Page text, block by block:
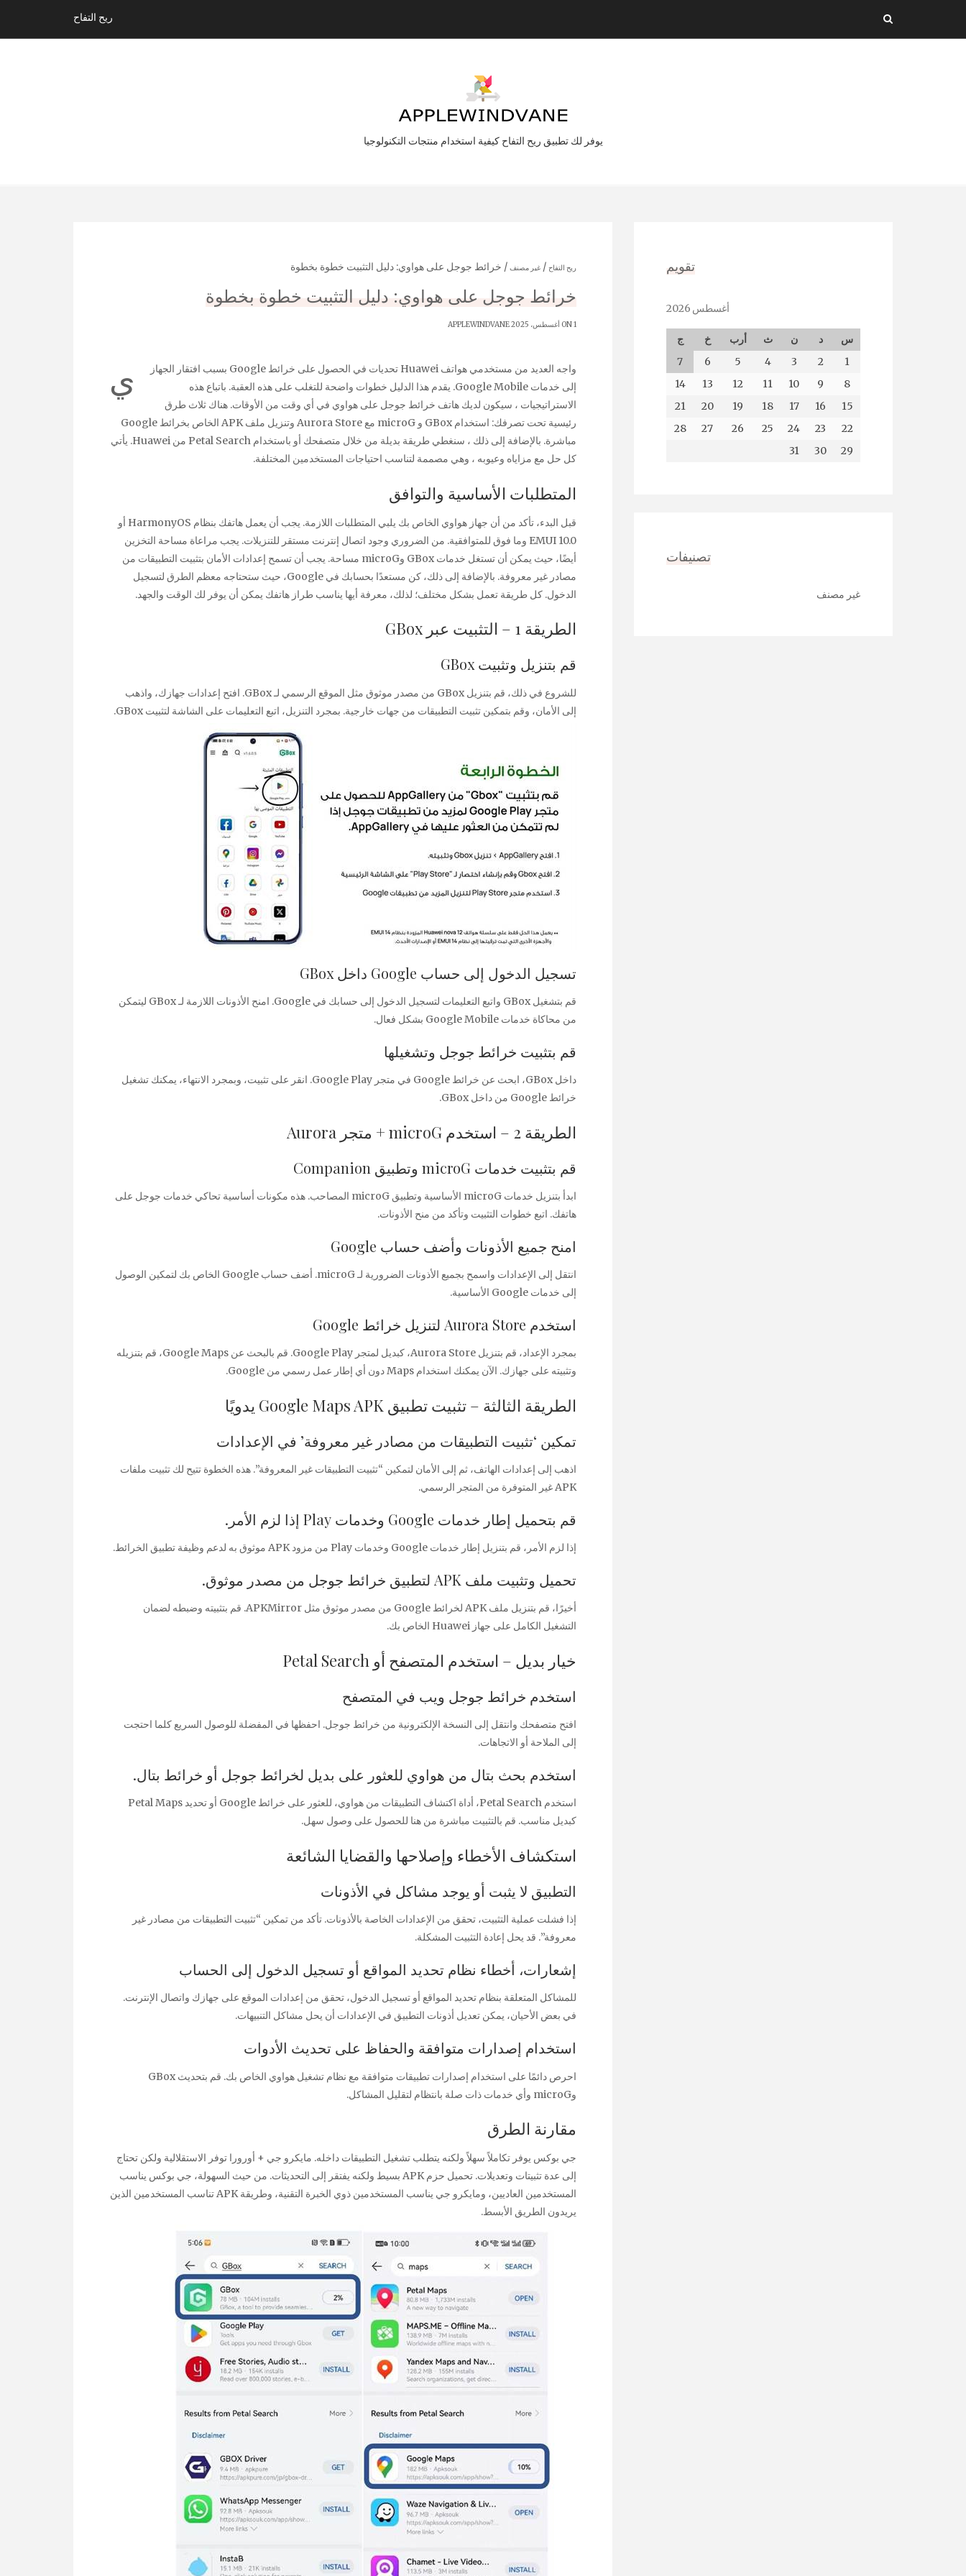
content
ريح التفاح
يوفر لك تطبيق ريح التفاح كيفية استخدام منتجات التكنولوجيا
ريح التفاح / غير مصنف / خرائط جوجل على هواوي: دليل التثبيت خطوة بخطوة
خرائط جوجل على هواوي: دليل التثبيت خطوة بخطوة
ON 1 أغسطس، 2025 APPLEWINDVANE
ي
واجه العديد من مستخدمي هواتف Huawei تحديات في الحصول على خرائط Google بسبب افتقار الجهاز
إلى خدمات Google Mobile. يقدم هذا الدليل خطوات واضحة للتغلب على هذه العقبة. باتباع هذه
الاستراتيجيات ، سيكون لديك هاتف خرائط جوجل على هواوي في أي وقت من الأوقات. هناك ثلاث طرق
رئيسية تحت تصرفك: استخدام GBox و microG مع Aurora Store وتنزيل ملف APK الخاص بخرائط Google
مباشرة. بالإضافة إلى ذلك ، سنغطي طريقة بديلة من خلال متصفحك أو باستخدام Petal Search من Huawei. يأتي
كل حل مع مزاياه وعيوبه ، وهي مصممة لتناسب احتياجات المستخدمين المختلفة.
المتطلبات الأساسية والتوافق
قبل البدء، تأكد من أن جهاز هواوي الخاص بك يلبي المتطلبات اللازمة. يجب أن يعمل هاتفك بنظام HarmonyOS أو
EMUI 10.0 وما فوق للمتوافقية. من الضروري وجود اتصال إنترنت مستقر للتنزيلات. يجب مراعاة مساحة التخزين
أيضًا، حيث يمكن أن تستغل خدمات GBox وmicroG مساحة. يجب أن تسمح إعدادات الأمان بتثبيت التطبيقات من
مصادر غير معروفة. بالإضافة إلى ذلك، كن مستعدًا بحسابك في Google، حيث ستحتاجه معظم الطرق لتسجيل
الدخول. كل طريقة تعمل بشكل مختلف؛ لذلك، معرفة أيها يناسب طراز هاتفك يمكن أن يوفر لك الوقت والجهد.
الطريقة 1 – التثبيت عبر GBox
قم بتنزيل وتثبيت GBox
للشروع في ذلك، قم بتنزيل GBox من مصدر موثوق مثل الموقع الرسمي لـ GBox. افتح إعدادات جهازك، واذهب
إلى الأمان، وقم بتمكين تثبيت التطبيقات من جهات خارجية. بمجرد التنزيل، اتبع التعليمات على الشاشة لتثبيت GBox.
تسجيل الدخول إلى حساب Google داخل GBox
قم بتشغيل GBox واتبع التعليمات لتسجيل الدخول إلى حسابك في Google. امنح الأذونات اللازمة لـ GBox ليتمكن
من محاكاة خدمات Google Mobile بشكل فعال.
قم بتثبيت خرائط جوجل وتشغيلها
داخل GBox، ابحث عن خرائط Google في متجر Google Play. انقر على تثبيت، وبمجرد الانتهاء، يمكنك تشغيل
خرائط Google من داخل GBox.
الطريقة 2 – استخدم microG + متجر Aurora
قم بتثبيت خدمات microG وتطبيق Companion
ابدأ بتنزيل خدمات microG الأساسية وتطبيق microG المصاحب. هذه مكونات أساسية تحاكي خدمات جوجل على
هاتفك. اتبع خطوات التثبيت وتأكد من منح الأذونات.
امنح جميع الأذونات وأضف حساب Google
انتقل إلى الإعدادات واسمح بجميع الأذونات الضرورية لـ microG. أضف حساب Google الخاص بك لتمكين الوصول
إلى خدمات Google الأساسية.
استخدم Aurora Store لتنزيل خرائط Google
بمجرد الإعداد، قم بتنزيل Aurora Store، كبديل لمتجر Google Play. قم بالبحث عن Google Maps، قم بتنزيله
وتثبيته على جهازك. الآن يمكنك استخدام Maps دون أي إطار عمل رسمي من Google.
الطريقة الثالثة – تثبيت تطبيق Google Maps APK يدويًا
تمكين ‘تثبيت التطبيقات من مصادر غير معروفة’ في الإعدادات
اذهب إلى إعدادات الهاتف، ثم إلى الأمان لتمكين “تثبيت التطبيقات غير المعروفة”. هذه الخطوة تتيح لك تثبيت ملفات
APK غير المتوفرة من المتجر الرسمي.
قم بتحميل إطار خدمات Google وخدمات Play إذا لزم الأمر.
إذا لزم الأمر، قم بتنزيل إطار خدمات Google وخدمات Play من مزود APK موثوق به لدعم وظيفة تطبيق الخرائط.
تحميل وتثبيت ملف APK لتطبيق خرائط جوجل من مصدر موثوق.
أخيرًا، قم بتنزيل ملف APK لخرائط Google من مصدر موثوق مثل APKMirror. قم بتثبيته وضبطه لضمان
التشغيل الكامل على جهاز Huawei الخاص بك.
خيار بديل – استخدم المتصفح أو Petal Search
استخدم خرائط جوجل ويب في المتصفح
افتح متصفحك وانتقل إلى النسخة الإلكترونية من خرائط جوجل. احفظها في المفضلة للوصول السريع كلما احتجت
إلى الملاحة أو الاتجاهات.
استخدم بحث بتال من هواوي للعثور على بديل لخرائط جوجل أو خرائط بتال.
استخدم Petal Search، أداة اكتشاف التطبيقات من هواوي، للعثور على خرائط Google أو تحديد Petal Maps
كبديل مناسب. قم بالتثبيت مباشرة من هنا للحصول على وصول سهل.
استكشاف الأخطاء وإصلاحها والقضايا الشائعة
التطبيق لا يثبت أو يوجد مشاكل في الأذونات
إذا فشلت عملية التثبيت، تحقق من الإعدادات الخاصة بالأذونات. تأكد من تمكين “تثبيت التطبيقات من مصادر غير
معروفة”. قد يحل إعادة التثبيت المشكلة.
إشعارات، أخطاء نظام تحديد المواقع أو تسجيل الدخول إلى الحساب
للمشاكل المتعلقة بنظام تحديد المواقع أو تسجيل الدخول، تحقق من إعدادات الموقع على جهازك واتصال الإنترنت.
في بعض الأحيان، يمكن تعديل أذونات التطبيق في الإعدادات أن يحل مشاكل التنبيهات.
استخدام إصدارات متوافقة والحفاظ على تحديث الأدوات
احرص دائمًا على استخدام إصدارات تطبيقات متوافقة مع نظام تشغيل هواوي الخاص بك. قم بتحديث GBox
وmicroG وأي خدمات ذات صلة بانتظام لتقليل المشاكل.
مقارنة الطرق
جي بوكس يوفر تكاملاً سهلاً ولكنه يتطلب تشغيل التطبيقات داخله. مايكرو جي + أورورا توفر الاستقلالية ولكن تحتاج
إلى عدة تثبيتات وتعديلات. تحميل حزم APK بسيط ولكنه يفتقر إلى التحديثات. من حيث السهولة، جي بوكس يناسب
المستخدمين العاديين، ومايكرو جي يناسب المستخدمين ذوي الخبرة التقنية، وطريقة APK تناسب المستخدمين الذين
يريدون الطريق الأبسط.
تقويم
أغسطس 2026
س د ن ث أرب خ
ج
1
2
3
4
5
6
7
8
9
10
11
12
13
14
15
16
17
18
19
20
21
22
23
24
25
26
27
28
29
30
31
تصنيفات
غير مصنف